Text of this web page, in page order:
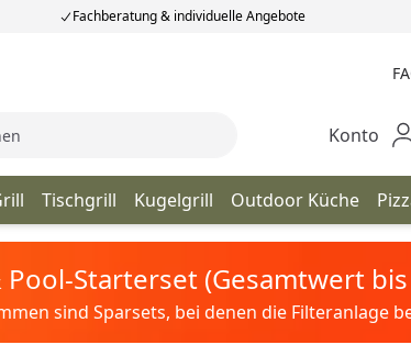
Fachberatung & individuelle Angebote
Mein
Konto
Tischgrill Kugelgrill Outdoor Küche
Starterset (Gesamtwert
sind Sparsets, bei denen die Filteranlage